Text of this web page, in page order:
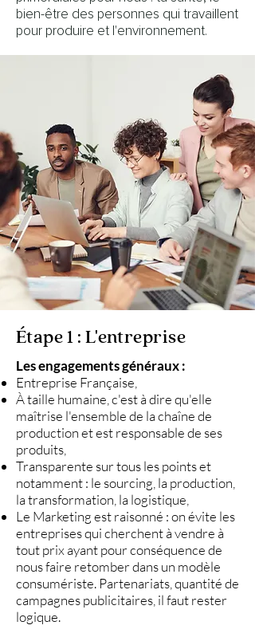
bien-être des personnes qui travaillent
pour produire et l'environnement.
Étape 1 : L'entreprise
Les engagements généraux :
Entreprise Française,
À taille humaine, c'est à dire qu'elle
maîtrise l'ensemble de la chaîne de
production et est responsable de ses
produits,
Transparente sur tous les points et
notamment : le sourcing, la production,
la transformation, la logistique,​
Le Marketing est raisonné : on évite les
entreprises qui cherchent à vendre à
tout prix ayant pour conséquence de
nous faire retomber dans un modèle
consumériste. Partenariats, quantité de
campagnes publicitaires, il faut rester
logique.